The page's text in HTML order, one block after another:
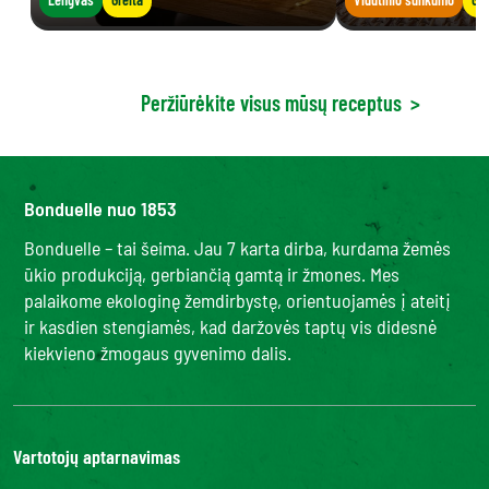
Peržiūrėkite visus mūsų receptus >
Bonduelle nuo 1853
Bonduelle – tai šeima. Jau 7 karta dirba, kurdama žemės
ūkio produkciją, gerbiančią gamtą ir žmones. Mes
palaikome ekologinę žemdirbystę, orientuojamės į ateitį
ir kasdien stengiamės, kad daržovės taptų vis didesnė
kiekvieno žmogaus gyvenimo dalis.
Vartotojų aptarnavimas